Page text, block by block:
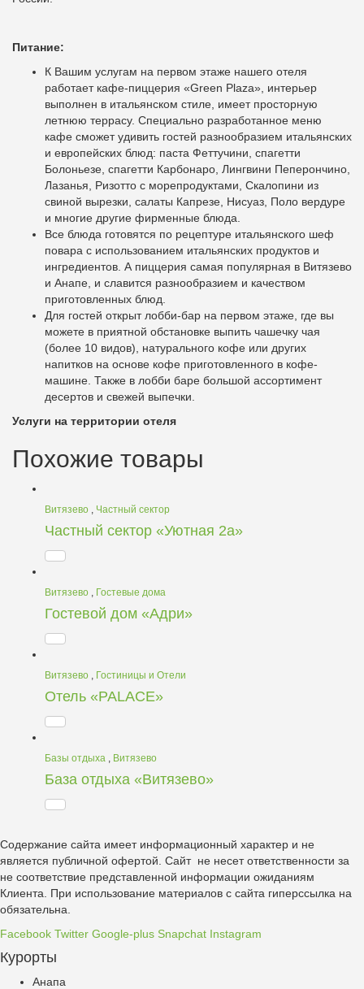
Питание:
К Вашим услугам на первом этаже нашего отеля
работает кафе-пиццерия «Green Plaza», интерьер
выполнен в итальянском стиле, имеет просторную
летнюю террасу. Специально разработанное меню
кафе сможет удивить гостей разнообразием итальянских
и европейских блюд: паста Феттучини, спагетти
Болоньезе, спагетти Карбонаро, Лингвини Пеперончино,
Лазанья, Ризотто с морепродуктами, Скалопини из
свиной вырезки, салаты Капрезе, Нисуаз, Поло вердуре
и многие другие фирменные блюда.
Все блюда готовятся по рецептуре итальянского шеф
повара с использованием итальянских продуктов и
ингредиентов. А пиццерия самая популярная в Витязево
и Анапе, и славится разнообразием и качеством
приготовленных блюд.
Для гостей открыт лобби-бар на первом этаже, где вы
можете в приятной обстановке выпить чашечку чая
(более 10 видов), натурального кофе или других
напитков на основе кофе приготовленного в кофе-
машине. Также в лобби баре большой ассортимент
десертов и свежей выпечки.
Услуги на территории отеля
Похожие товары
Витязево , Частный сектор
Частный сектор «Уютная 2а»
Витязево , Гостевые дома
Гостевой дом «Адри»
Витязево , Гостиницы и Отели
Отель «PALACE»
Базы отдыха , Витязево
База отдыха «Витязево»
Содержание сайта имеет информационный характер и не
является публичной офертой. Сайт не несет ответственности за
не соответствие представленной информации ожиданиям
Клиента. При использование материалов с сайта гиперссылка на
обязательна.
Facebook Twitter Google-plus Snapchat Instagram
Курорты
Анапа